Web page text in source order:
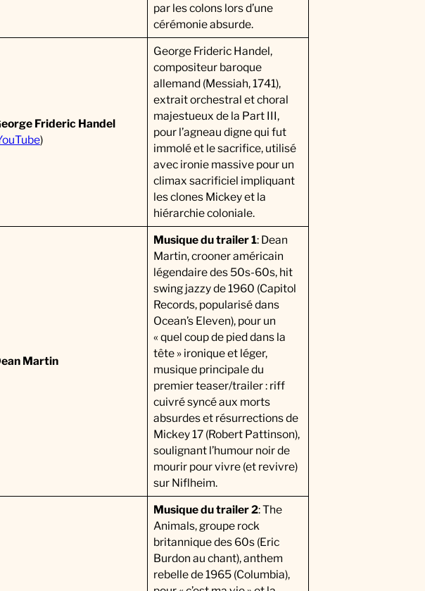
par les colons lors d’une
cérémonie absurde.
Frideric Handel
)
George Frideric Handel,
compositeur baroque
allemand (Messiah, 1741),
extrait orchestral et choral
majestueux de la Part III,
pour l’agneau digne qui fut
immolé et le sacrifice, utilisé
avec ironie massive pour un
climax sacrificiel impliquant
les clones Mickey et la
hiérarchie coloniale.
Martin
Musique du trailer 1: Dean
Martin, crooner américain
légendaire des 50s-60s, hit
swing jazzy de 1960 (Capitol
Records, popularisé dans
Ocean’s Eleven), pour un
« quel coup de pied dans la
tête » ironique et léger,
musique principale du
premier teaser/trailer : riff
cuivré syncé aux morts
absurdes et résurrections de
Mickey 17 (Robert Pattinson),
soulignant l’humour noir de
mourir pour vivre (et revivre)
sur Niflheim.
Musique du trailer 2: The
Animals, groupe rock
britannique des 60s (Eric
Burdon au chant), anthem
rebelle de 1965 (Columbia),